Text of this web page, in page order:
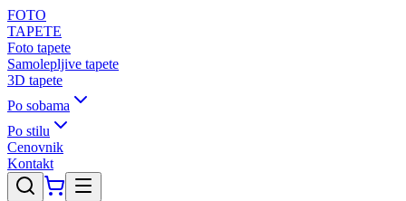
FOTO
TAPETE
Foto tapete
Samolepljive tapete
3D tapete
Po sobama
Po stilu
Cenovnik
Kontakt